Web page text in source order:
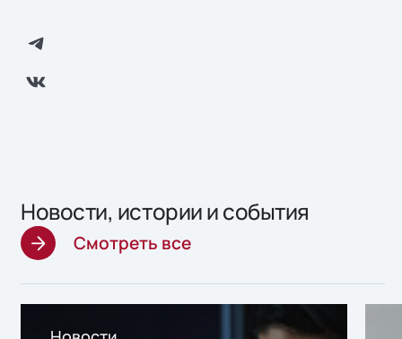
Новости, истории и события
Смотреть все